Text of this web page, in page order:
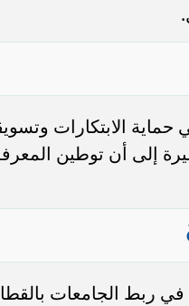
الابتكارات
إلى أن توطين
في ربط الجامعات